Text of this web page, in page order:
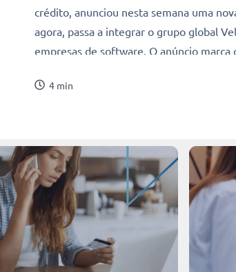
crédito, anunciou nesta semana uma
agora, passa a integrar o grupo global
empresas de software. O anúncio
4 min